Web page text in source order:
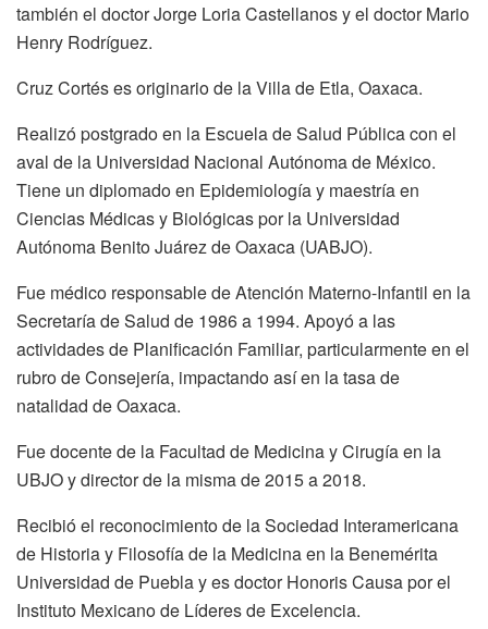
también el doctor Jorge Loria Castellanos y el doctor Mario
Henry Rodríguez.
Cruz Cortés es originario de la Villa de Etla, Oaxaca.
Realizó postgrado en la Escuela de Salud Pública con el
aval de la Universidad Nacional Autónoma de México.
Tiene un diplomado en Epidemiología y maestría en
Ciencias Médicas y Biológicas por la Universidad
Autónoma Benito Juárez de Oaxaca (UABJO).
Fue médico responsable de Atención Materno-Infantil en la
Secretaría de Salud de 1986 a 1994. Apoyó a las
actividades de Planificación Familiar, particularmente en el
rubro de Consejería, impactando así en la tasa de
natalidad de Oaxaca.
Fue docente de la Facultad de Medicina y Cirugía en la
UBJO y director de la misma de 2015 a 2018.
Recibió el reconocimiento de la Sociedad Interamericana
de Historia y Filosofía de la Medicina en la Benemérita
Universidad de Puebla y es doctor Honoris Causa por el
Instituto Mexicano de Líderes de Excelencia.